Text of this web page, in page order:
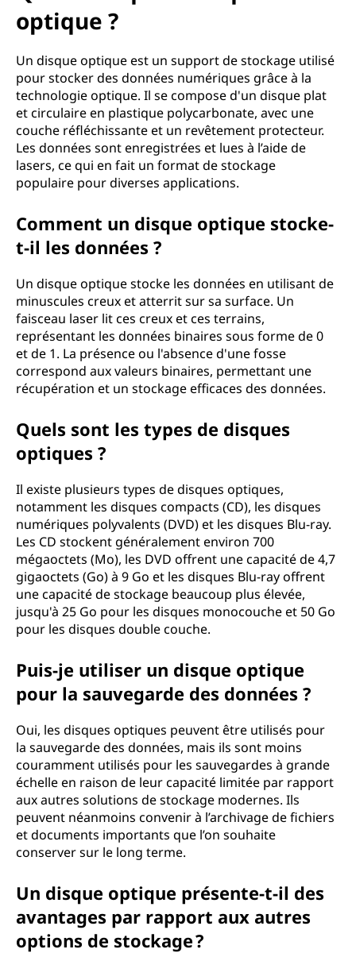
optique ?
Un disque optique est un support de stockage utilisé
pour stocker des données numériques grâce à la
technologie optique. Il se compose d'un disque plat
et circulaire en plastique polycarbonate, avec une
couche réfléchissante et un revêtement protecteur.
Les données sont enregistrées et lues à l’aide de
lasers, ce qui en fait un format de stockage
populaire pour diverses applications.
Comment un disque optique stocke-
t-il les données ?
Un disque optique stocke les données en utilisant de
minuscules creux et atterrit sur sa surface. Un
faisceau laser lit ces creux et ces terrains,
représentant les données binaires sous forme de 0
et de 1. La présence ou l'absence d'une fosse
correspond aux valeurs binaires, permettant une
récupération et un stockage efficaces des données.
Quels sont les types de disques
optiques ?
Il existe plusieurs types de disques optiques,
notamment les disques compacts (CD), les disques
numériques polyvalents (DVD) et les disques Blu-ray.
Les CD stockent généralement environ 700
mégaoctets (Mo), les DVD offrent une capacité de 4,7
gigaoctets (Go) à 9 Go et les disques Blu-ray offrent
une capacité de stockage beaucoup plus élevée,
jusqu'à 25 Go pour les disques monocouche et 50 Go
pour les disques double couche.
Puis-je utiliser un disque optique
pour la sauvegarde des données ?
Oui, les disques optiques peuvent être utilisés pour
la sauvegarde des données, mais ils sont moins
couramment utilisés pour les sauvegardes à grande
échelle en raison de leur capacité limitée par rapport
aux autres solutions de stockage modernes. Ils
peuvent néanmoins convenir à l’archivage de fichiers
et documents importants que l’on souhaite
conserver sur le long terme.
Un disque optique présente-t-il des
avantages par rapport aux autres
options de stockage ?